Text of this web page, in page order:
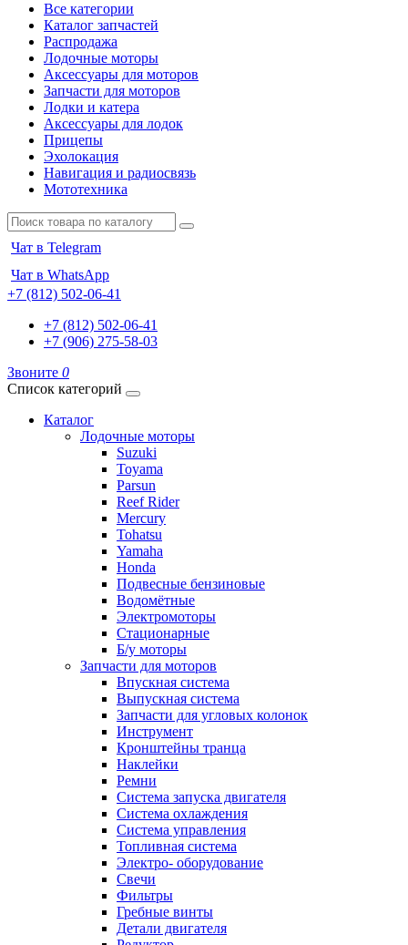
Все категории
Каталог запчастей
Распродажа
Лодочные моторы
Аксессуары для моторов
Запчасти для моторов
Лодки и катера
Аксессуары для лодок
Прицепы
Эхолокация
Навигация и радиосвязь
Мототехника
Чат в Telegram
Чат в WhatsApp
+7 (812) 502-06-41
+7 (812) 502-06-41
+7 (906) 275-58-03
Звоните 0
Список категорий
Каталог
Лодочные моторы
Suzuki
Toyama
Parsun
Reef Rider
Mercury
Tohatsu
Yamaha
Honda
Подвесные бензиновые
Водомётные
Электромоторы
Стационарные
Б/у моторы
Запчасти для моторов
Впускная система
Выпускная система
Запчасти для угловых колонок
Инструмент
Кронштейны транца
Наклейки
Ремни
Система запуска двигателя
Система охлаждения
Система управления
Топливная система
Электро- оборудование
Свечи
Фильтры
Гребные винты
Детали двигателя